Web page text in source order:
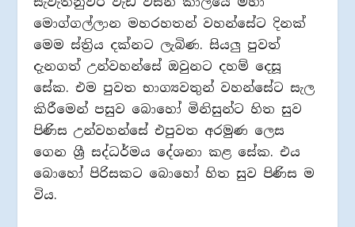
මොග්ගල්ලාන මහරහතන් වහන්සේට දිනක්
මෙම ස්ත්‍රිය දක්නට ලැබිණ. සියලු පුවත්
දැනගත් උන්වහන්සේ ඔවුනට දහම් දෙසූ
සේක. එම පුවත භාග්‍යවතුන් වහන්සේට සැල
කිරීමෙන් පසුව බොහෝ මිනිසුන්ට හිත සුව
පිණිස උන්වහන්සේ එපුවත අරමුණ ලෙස
ගෙන ශ්‍රී සද්ධර්මය දේශනා කළ සේක. එය
බොහෝ පිරිසකට බොහෝ හිත සුව පිණිස ම
විය.